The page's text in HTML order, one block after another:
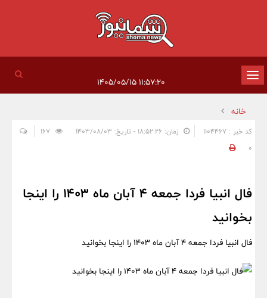
تغییر
وضعیت
ناوبری
خانه
کد خبر : 1104467 زمان: ۱۸:۵۲:۲۶ - تاریخ: ۱۴۰۳/۰۸/۰۳
0
فال انبیا فردا جمعه 4 آبان ماه 1403 را اینجا
بخوانید
فال انبیا فردا جمعه 4 آبان ماه 1403 را اینجا بخوانید